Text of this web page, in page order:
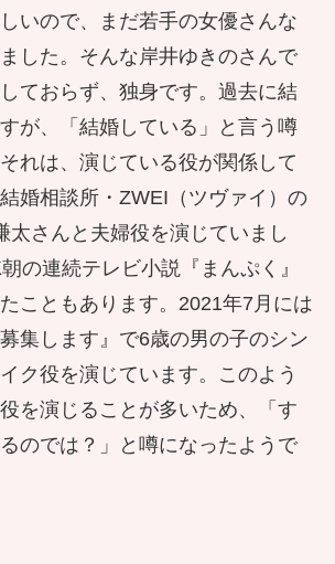
いので、まだ若手の女優さんな
した。そんな岸井ゆきのさんで
ておらず、独身です。過去に結
が、「結婚している」と言う噂
れは、演じている役が関係して
婚相談所・ZWEI（ツヴァイ）の
太さんと夫婦役を演じていまし
の連続テレビ小説『まんぷく』
こともあります。2021年7月には
集します』で6歳の男の子のシン
ク役を演じています。このよう
を演じることが多いため、「す
のでは？」と噂になったようで